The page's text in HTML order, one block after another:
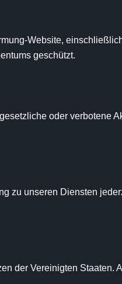
Website,
geschützt.
oder verbotene
zu unseren Diensten
der Vereinigten